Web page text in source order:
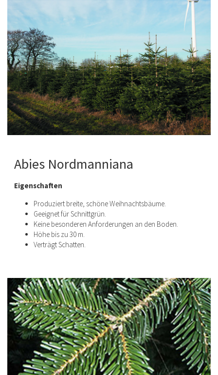
Abies Nordmanniana
Eigenschaften
Produziert breite, schöne Weihnachtsbäume.
Geeignet für Schnittgrün.
Keine besonderen Anforderungen an den Boden.
Höhe bis zu 30 m.
Verträgt Schatten.